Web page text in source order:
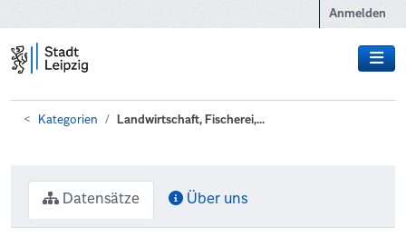
Anmelden
Kategorien Landwirtschaft, Fischerei,...
Datensätze Über uns